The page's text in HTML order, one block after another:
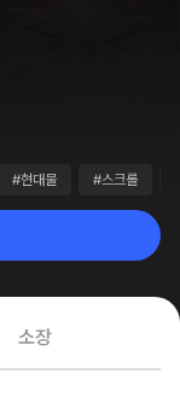
#현대물 #스크롤
소장